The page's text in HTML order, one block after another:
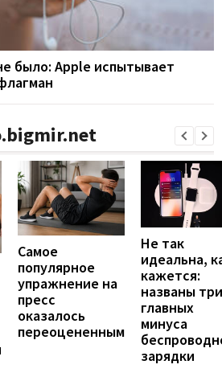
было: Apple испытывает
Самое
популярное
упражнение на
пресс
оказалось
переоцененным
Не так
идеальна,
кажется:
названы три
главных
минуса
зарядки